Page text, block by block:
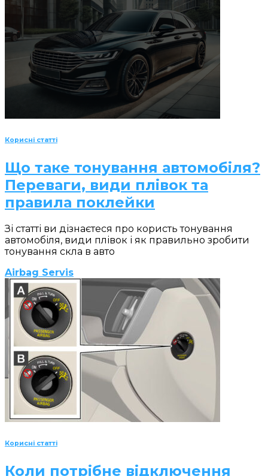
Корисні статті
Що таке тонування автомобіля?
Переваги, види плівок та
правила поклейки
Зі статті ви дізнаєтеся про користь тонування
автомобіля, види плівок і як правильно зробити
тонування скла в авто
Airbag Servis
Корисні статті
Коли потрібне відключення